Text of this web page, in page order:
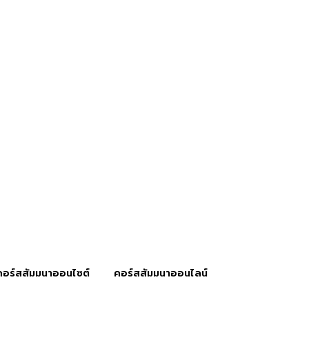
อร์สสัมมนาออนไซต์ คอร์สสัมมนาออนไลน์